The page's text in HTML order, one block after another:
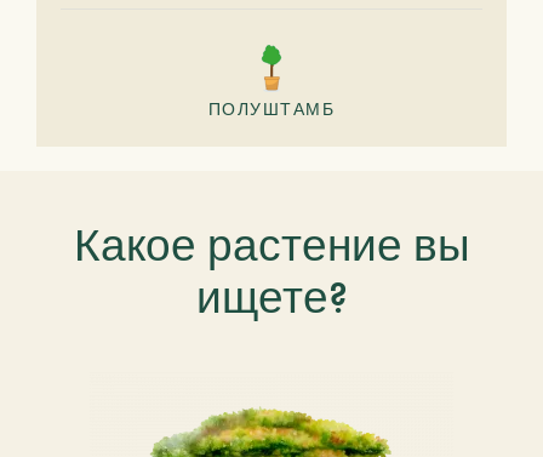
ПОЛУШТАМБ
Какое растение вы
ищете?